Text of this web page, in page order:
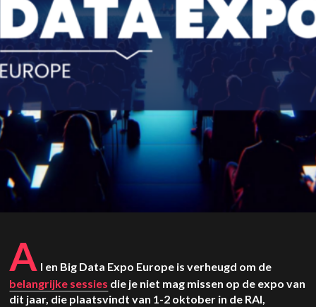
A I en Big Data Expo Europe is verheugd om de
belangrijke sessies die je niet mag missen op de expo van
dit jaar, die plaatsvindt van 1-2 oktober in de RAI,